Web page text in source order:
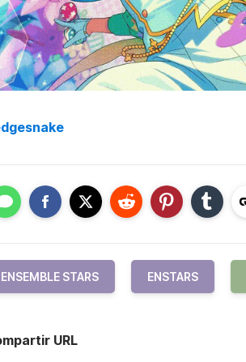
ENSEMBLE STARS ENSTARS
URL